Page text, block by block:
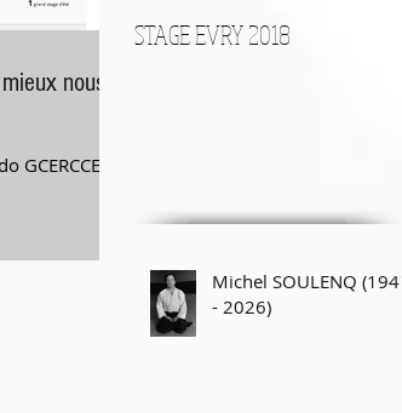
nous
Ile
STAGE EVRY 2018
Michel SOULENQ (1947
- 2026)